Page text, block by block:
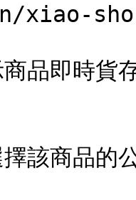
xiao-
即時貨
該商品的